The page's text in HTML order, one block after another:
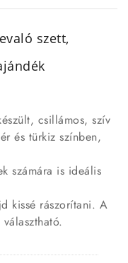
szett,
csillámos, szív
és türkiz színben,
számára is ideális
kissé rászorítani. A